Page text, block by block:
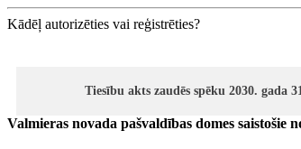
Kādēļ autorizēties vai reģistrēties?
Tiesību akts zaudēs spēku 2030. gada
Valmieras novada pašvaldības domes saistošie